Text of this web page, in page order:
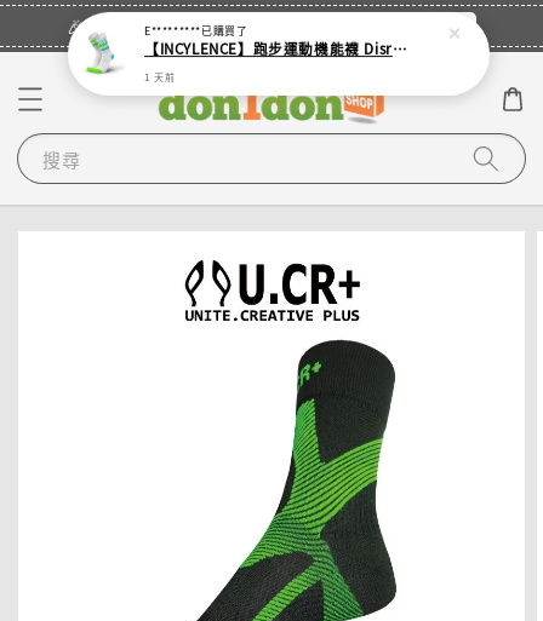
🎉登入會員・領取您的專屬折扣券！ 立即登入
搜尋
E*********已購買了
【INCYLENCE】跑步運動機能襪 Disrupts Green Cyan
1 天前